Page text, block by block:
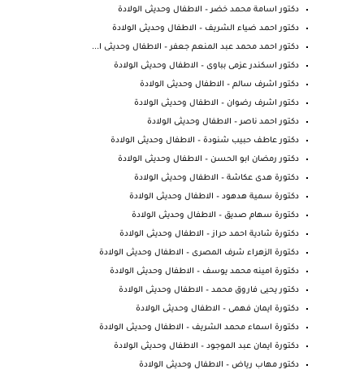
دكتور اسامة محمد خضر – الاطفال وحديثى الولادة
دكتور احمد ضياء الشريف – الاطفال وحديثى الولادة
دكتور احمد محمد عبد المنعم جعفر – الاطفال وحديثى ا...
دكتور اسكندر عزمى بباوى – الاطفال وحديثى الولادة
دكتور اشرف سالم – الاطفال وحديثى الولادة
دكتور اشرف رضوان – الاطفال وحديثى الولادة
دكتور احمد ناصر – الاطفال وحديثى الولادة
دكتور عاطف حبيب شنودة – الاطفال وحديثى الولادة
دكتور رمضان ابو الحسن – الاطفال وحديثى الولادة
دكتورة هدى عكاشة – الاطفال وحديثى الولادة
دكتورة سمية هدهود – الاطفال وحديثى الولادة
دكتورة سهام صديق – الاطفال وحديثى الولادة
دكتورة شادية احمد حراز – الاطفال وحديثى الولادة
دكتورة الزهراء شرف المصرى – الاطفال وحديثى الولادة
دكتورة امينه محمد يوسف – الاطفال وحديثى الولادة
دكتور يحيى فاروق محمد – الاطفال وحديثى الولادة
دكتورة ايمان فهمى – الاطفال وحديثى الولادة
دكتورة اسماء محمد الشريف – الاطفال وحديثى الولادة
دكتورة ايمان عبد الموجود – الاطفال وحديثى الولادة
دكتور مهاب رياض – الاطفال وحديثى الولادة